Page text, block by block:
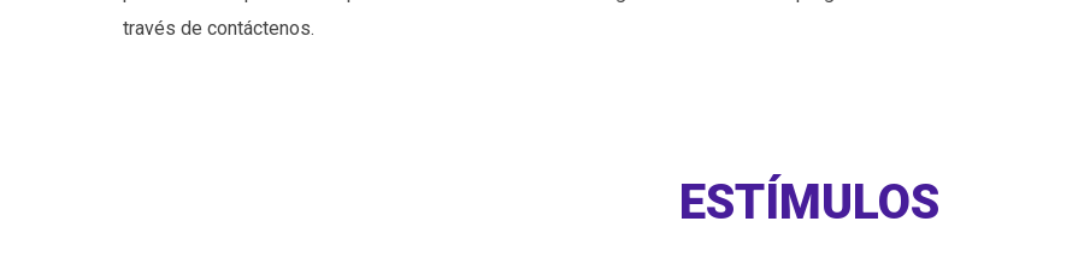
través de contáctenos.
ESTÍMULOS